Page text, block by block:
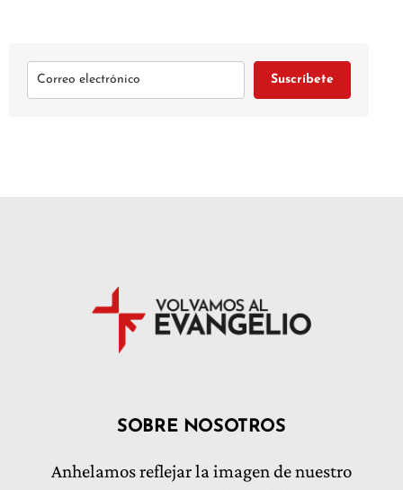
Suscríbete
SOBRE NOSOTROS
Anhelamos reflejar la imagen de nuestro